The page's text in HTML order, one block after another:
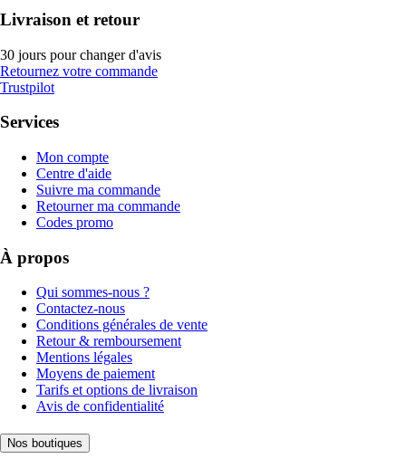
Livraison et retour
30 jours pour changer d'avis
Retournez votre commande
Trustpilot
Services
Mon compte
Centre d'aide
Suivre ma commande
Retourner ma commande
Codes promo
À propos
Qui sommes-nous ?
Contactez-nous
Conditions générales de vente
Retour & remboursement
Mentions légales
Moyens de paiement
Tarifs et options de livraison
Avis de confidentialité
Nos boutiques